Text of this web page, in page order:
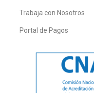
Trabaja con Nosotros
Portal de Pagos